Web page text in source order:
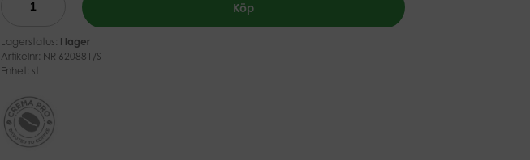
Köp
Lagerstatus: I lager
Artikelnr: NR 620881/S
Enhet: st